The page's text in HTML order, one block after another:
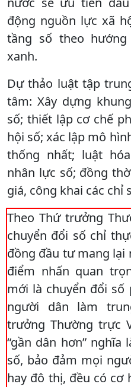
động nguồn lực xã
tầng số theo
xanh.
Dự thảo luật tập
tâm: Xây dựng
số; thiết lập cơ chế
hội số; xác lập mô
thống nhất; luật
nhân lực số; đồng
giá, công khai các chỉ
Theo Thứ trưởng
chuyển đổi số chỉ
đồng đầu tư mang lại
điểm nhấn quan
mới là chuyển đổi số
người dân làm
trưởng Thường trực
“gần dân hơn” nghĩa
số, bảo đảm mọi
hay đô thị, đều có cơ